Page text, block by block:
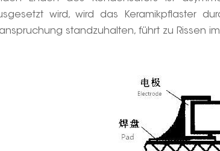
wird, wird das Keramikpflaster
standzuhalten, führt zu Rissen